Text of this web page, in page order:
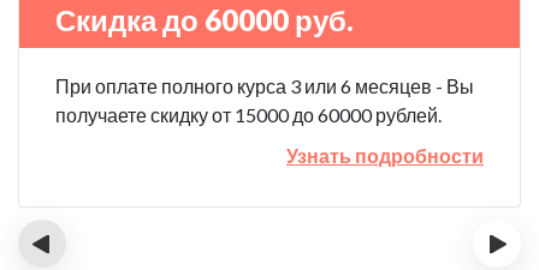
Скидка до 60000 руб.
При оплате полного курса 3 или 6 месяцев - Вы
получаете скидку от 15000 до 60000 рублей.
Узнать подробности
‹ ›